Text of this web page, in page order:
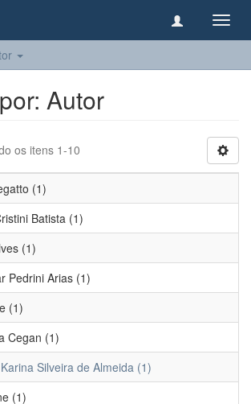
Autor
os itens 1-10
(1)
Batista (1)
(1)
Pedrini Arias (1)
(1)
Cegan (1)
Silveira de Almeida (1)
(1)